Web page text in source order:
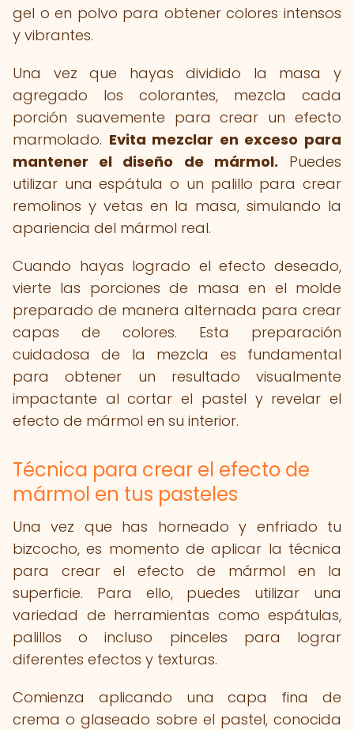
gel o en polvo para obtener colores intensos
y vibrantes.
Una vez que hayas dividido la masa y
agregado los colorantes, mezcla cada
porción suavemente para crear un efecto
marmolado. Evita mezclar en exceso para
mantener el diseño de mármol. Puedes
utilizar una espátula o un palillo para crear
remolinos y vetas en la masa, simulando la
apariencia del mármol real.
Cuando hayas logrado el efecto deseado,
vierte las porciones de masa en el molde
preparado de manera alternada para crear
capas de colores. Esta preparación
cuidadosa de la mezcla es fundamental
para obtener un resultado visualmente
impactante al cortar el pastel y revelar el
efecto de mármol en su interior.
Técnica para crear el efecto de
mármol en tus pasteles
Una vez que has horneado y enfriado tu
bizcocho, es momento de aplicar la técnica
para crear el efecto de mármol en la
superficie. Para ello, puedes utilizar una
variedad de herramientas como espátulas,
palillos o incluso pinceles para lograr
diferentes efectos y texturas.
Comienza aplicando una capa fina de
crema o glaseado sobre el pastel, conocida